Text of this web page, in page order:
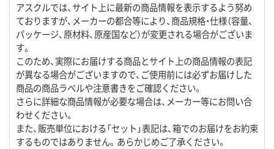
アスクルでは、サイト上に最新の商品情報を表示するよう努め
ておりますが、メーカーの都合等により、商品規格・仕様（容量、
パッケージ、原材料、原産国など）が変更される場合がございま
す。
このため、実際にお届けする商品とサイト上の商品情報の表記
が異なる場合がございますので、ご使用前には必ずお届けした
商品の商品ラベルや注意書きをご確認ください。
さらに詳細な商品情報が必要な場合は、メーカー等にお問い合
わせください。
また、販売単位における「セット」表記は、箱でのお届けをお約束
するものではありません。あらかじめご了承ください。